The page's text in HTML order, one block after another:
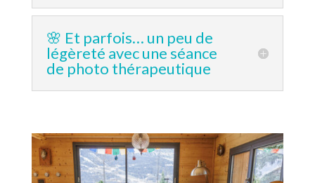
🌸 Et parfois… un peu de
légèreté avec une séance
de photo thérapeutique